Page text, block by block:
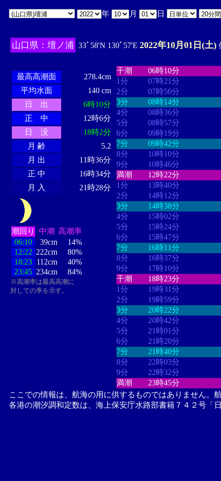
年 月 日
山口県：壇ノ浦 33ﾟ58'N 130ﾟ57'E 2022年10月01日(土)
最高高潮面
278.4cm
平均水面
140 cm
日 出
6時10分
正 中
12時6分
日 没
18時2分
月 齢
5.2
月 出
11時36分
正 中
16時34分
月 入
21時28分
潮回り 中潮 高潮率
06:10
39cm
14%
12:22 222cm
80%
18:23 112cm
40%
23:45 234cm 84%
※高潮率は最高高潮に
対しての率を示す。
干潮
06時10分
1分
07時21分
2分
07時50分
3分
08時14分
4分
08時36分
5分
08時57分
6分
09時19分
7分
09時42分
8分
10時10分
9分
10時46分
満潮
12時22分
1分
13時40分
2分
14時12分
3分
14時38分
4分
15時02分
5分
15時24分
6分
15時47分
7分
16時11分
8分
16時37分
9分
17時10分
干潮
18時23分
1分
19時31分
2分
19時59分
3分
20時22分
4分
20時42分
5分
21時01分
6分
21時20分
7分
21時40分
8分
22時03分
9分
22時32分
満潮
23時45分
ここでの情報は、航海の用に供するものではありません。
各港の潮汐調和定数は、海上保安庁水路部書籍７４２号「